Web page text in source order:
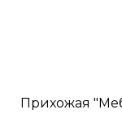
Прихожая